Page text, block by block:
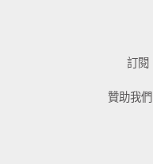
訂閱
贊助我們